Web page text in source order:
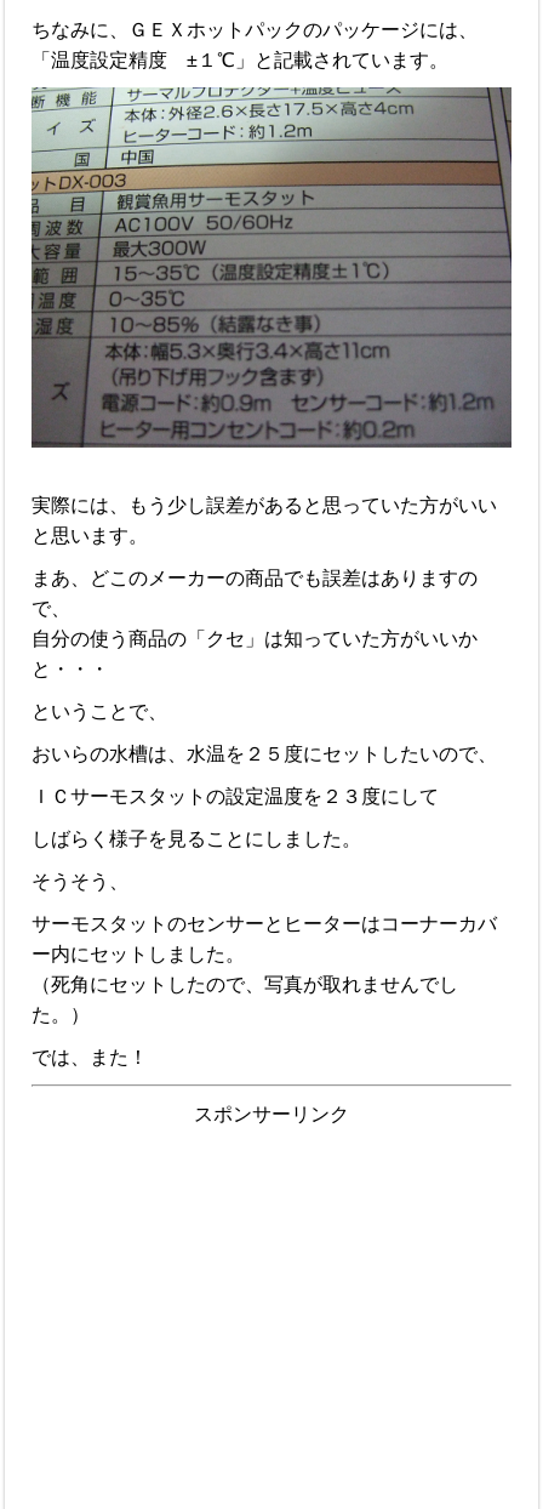
ちなみに、ＧＥＸホットパックのパッケージには、
「温度設定精度 ±１℃」と記載されています。
実際には、もう少し誤差があると思っていた方がいい
と思います。
まあ、どこのメーカーの商品でも誤差はありますの
で、
自分の使う商品の「クセ」は知っていた方がいいか
と・・・
ということで、
おいらの水槽は、水温を２５度にセットしたいので、
ＩＣサーモスタットの設定温度を２３度にして
しばらく様子を見ることにしました。
そうそう、
サーモスタットのセンサーとヒーターはコーナーカバ
ー内にセットしました。
（死角にセットしたので、写真が取れませんでし
た。）
では、また！
スポンサーリンク